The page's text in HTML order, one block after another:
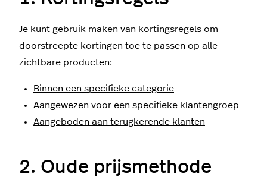
Je kunt gebruik maken van kortingsregels om
doorstreepte kortingen toe te passen op alle
zichtbare producten:
Binnen een specifieke categorie
Aangewezen voor een specifieke klantengroep
Aangeboden aan terugkerende klanten
2. Oude prijsmethode